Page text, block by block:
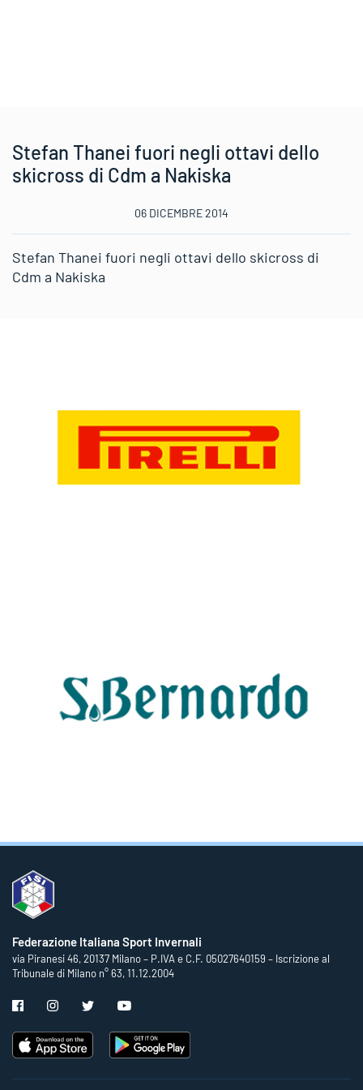
Stefan Thanei fuori negli ottavi dello
skicross di Cdm a Nakiska
06 DICEMBRE 2014
Stefan Thanei fuori negli ottavi dello skicross di
Cdm a Nakiska
Federazione Italiana Sport Invernali
via Piranesi 46, 20137 Milano – P.IVA e C.F. 05027640159 – Iscrizione al
Tribunale di Milano n° 63, 11.12.2004